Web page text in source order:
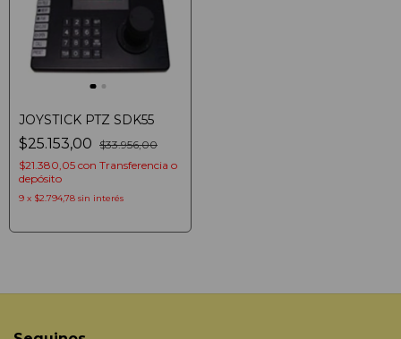
JOYSTICK PTZ SDK55
$25.153,00 $33.956,00
$21.380,05 con Transferencia o
depósito
9 x $2.794,78 sin interés